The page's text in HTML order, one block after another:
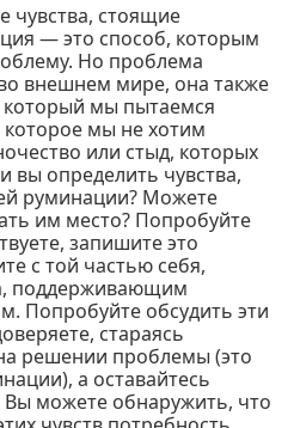
чувства, стоящие
— это способ, которым
Но проблема
внешнем мире, она также
который мы пытаемся
мы не хотим
или стыд, которых
определить чувства,
руминации? Можете
им место? Попробуйте
запишите это
с той частью себя,
поддерживающим
Попробуйте обсудить эти
стараясь
решении проблемы (это
а оставайтесь
Вы можете обнаружить, что